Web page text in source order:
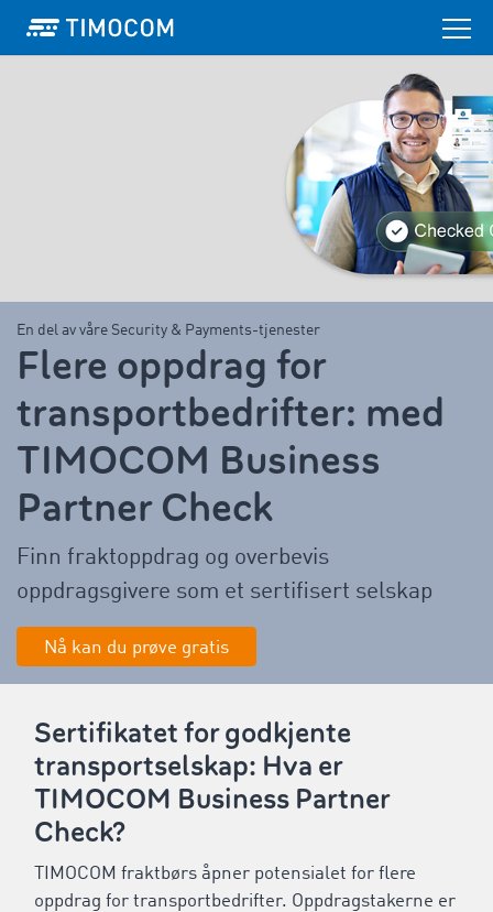
En del av våre Security & Payments-tjenester
Flere oppdrag for
transportbedrifter: med
TIMOCOM Business
Partner Check
Finn fraktoppdrag og overbevis
oppdragsgivere som et sertifisert selskap
Nå kan du prøve gratis
Sertifikatet for godkjente
transportselskap: Hva er
TIMOCOM Business Partner
Check?
TIMOCOM fraktbørs åpner potensialet for flere
oppdrag for transportbedrifter. Oppdragstakerne er